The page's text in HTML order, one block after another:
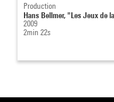
Production
Hans Bellmer, "Les Jeux de
2009
2min 22s